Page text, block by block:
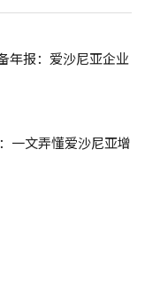
年报：爱沙尼亚企业
一文弄懂爱沙尼亚增